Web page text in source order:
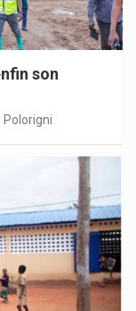
son
Polorigni